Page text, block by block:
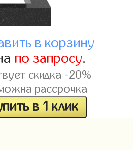
в корзину
по запросу.
скидка -20%
рассрочка
в 1 клик